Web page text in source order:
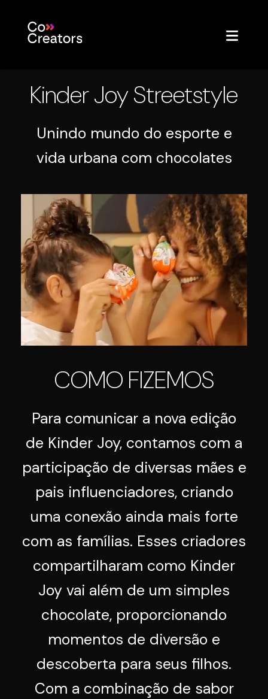
Kinder Joy Streetstyle
Unindo mundo do esporte e
vida urbana com chocolates
COMO FIZEMOS
Para comunicar a nova edição
de Kinder Joy, contamos com a
participação de diversas mães e
pais influenciadores, criando
uma conexão ainda mais forte
com as famílias. Esses criadores
compartilharam como Kinder
Joy vai além de um simples
chocolate, proporcionando
momentos de diversão e
descoberta para seus filhos.
Com a combinação de sabor